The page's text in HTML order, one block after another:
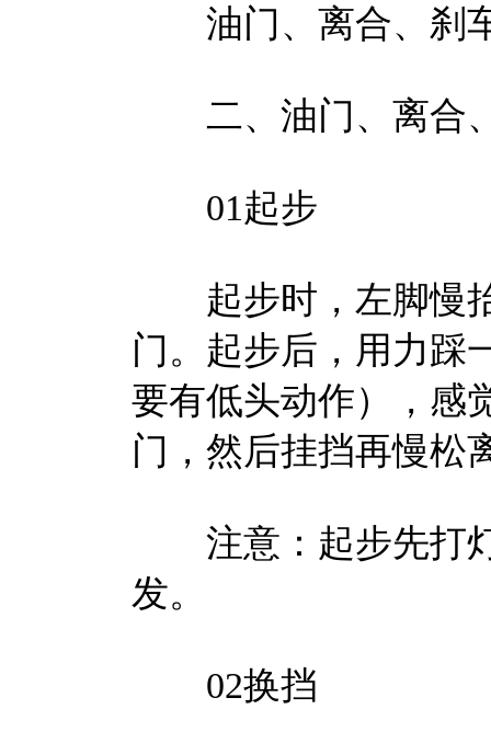
油门、离合、刹车
二、油门、离合
01起步
起步时，左脚慢抬
门。起步后，用力踩
要有低头动作），感
门，然后挂挡再慢松
注意：起步先打灯
发。
02换挡